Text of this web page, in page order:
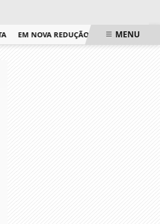
EM NOVA REDUÇÃO, COPOM BAIXA
MENU